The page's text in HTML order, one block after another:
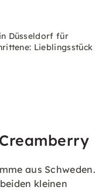
Düsseldorf für
Lieblingsstück
aus Schweden.
kleinen